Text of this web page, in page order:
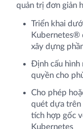
quản trị đơn giản
Triển khai
Kubernetes®
xây dựng
Định cấu hình
quyền cho
Cho phép
quét dựa trên
tích hợp gốc
Kubernetes